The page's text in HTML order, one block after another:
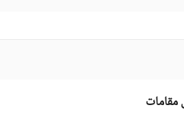
مقامات